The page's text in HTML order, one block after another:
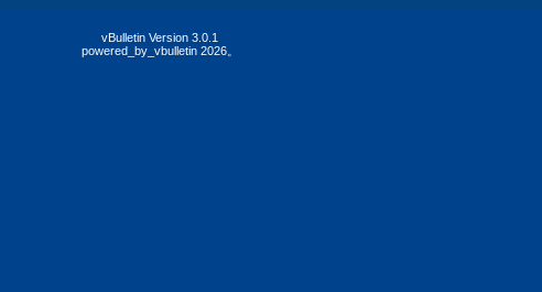
vBulletin Version 3.0.1
powered_by_vbulletin 2026。